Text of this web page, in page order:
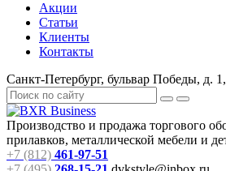
Акции
Статьи
Клиенты
Контакты
Санкт-Петербург, бульвар Победы, д.
Производство и продажа торгового
прилавков, металлической мебели и
+7 (812) 461-97-51